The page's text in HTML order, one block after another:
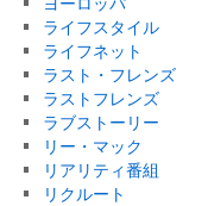
ライフスタイル
ライフネット
ラスト・フレンズ
ラストフレンズ
ラブストーリー
リー・マック
リアリティ番組
リクルート